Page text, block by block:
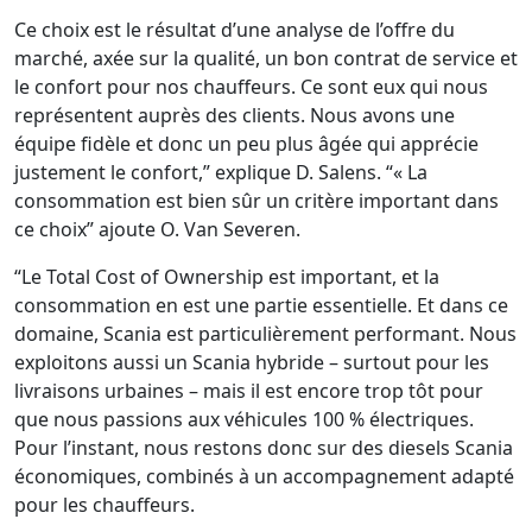
Ce choix est le résultat d’une analyse de l’offre du
marché, axée sur la qualité, un bon contrat de service et
le confort pour nos chauffeurs. Ce sont eux qui nous
représentent auprès des clients. Nous avons une
équipe fidèle et donc un peu plus âgée qui apprécie
justement le confort,” explique D. Salens. “« La
consommation est bien sûr un critère important dans
ce choix” ajoute O. Van Severen.
“Le Total Cost of Ownership est important, et la
consommation en est une partie essentielle. Et dans ce
domaine, Scania est particulièrement performant. Nous
exploitons aussi un Scania hybride – surtout pour les
livraisons urbaines – mais il est encore trop tôt pour
que nous passions aux véhicules 100 % électriques.
Pour l’instant, nous restons donc sur des diesels Scania
économiques, combinés à un accompagnement adapté
pour les chauffeurs.